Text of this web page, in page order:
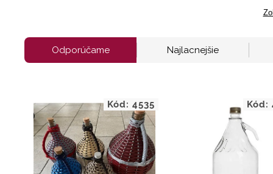
Odporúčame Najlacnejšie
Kód: 4535 Kód: